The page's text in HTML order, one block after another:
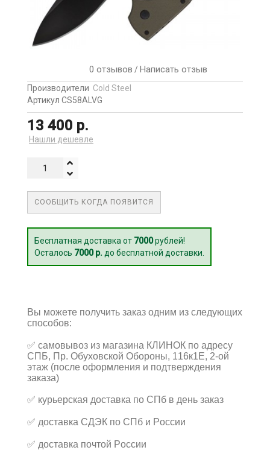
0 отзывов /Написать отзыв
Производители Cold Steel
Артикул CS58ALVG
13 400 р.
Нашли дешевле
СООБЩИТЬ КОГДА ПОЯВИТСЯ
Бесплатная доставка от 7000рублей!
Осталось 7000 р. до бесплатной доставки.
Вы можете получить заказ одним из следующих
способов:
✅ самовывоз из магазина КЛИНОК по адресу
СПБ, Пр. Обуховской Обороны, 116к1Е, 2-ой
этаж (после оформления и подтверждения
заказа)
✅ курьерская доставка по СПб в день заказ
✅ доставка СДЭК по СПб и России
✅ доставка почтой России